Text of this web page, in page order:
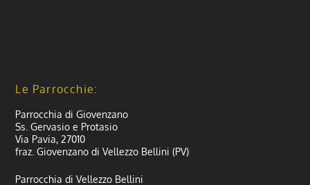
Le Parrocchie:
Parrocchia di Giovenzano
Ss. Gervasio e Protasio
Via Pavia, 27010
fraz. Giovenzano di Vellezzo Bellini (PV)
Parrocchia di Vellezzo Bellini